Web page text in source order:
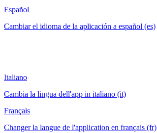
Español
Cambiar el idioma de la aplicación a español (es)
Italiano
Cambia la lingua dell'app in italiano (it)
Français
Changer la langue de l'application en français (fr)